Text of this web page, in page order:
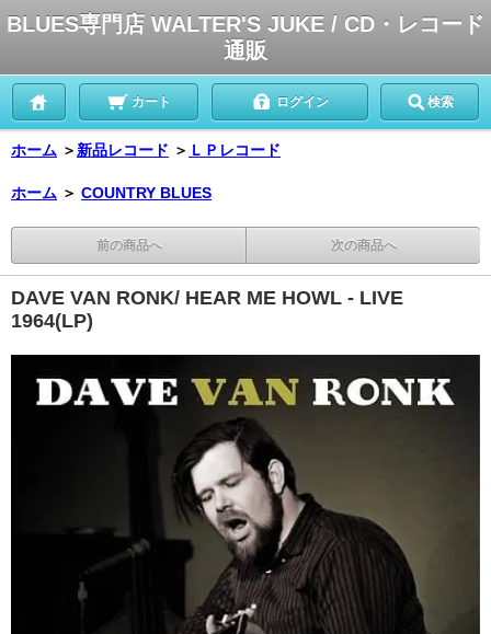
BLUES専門店 WALTER'S JUKE / CD・レコード
通販
カート ログイン 検索
ホーム ＞ 新品レコード ＞ ＬＰレコード
ホーム ＞ COUNTRY BLUES
前の商品へ 次の商品へ
DAVE VAN RONK/ HEAR ME HOWL - LIVE
1964(LP)